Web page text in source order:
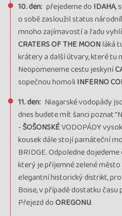
10. den: přejedeme do IDAHA,
o sobě zasloužil status
mnoho zajímavostí a řadu
CRATERS OF THE MOONláká
krátery a další útvary, které tu
Neopomeneme cestu jeskyní
sopečnou homoli INFERNO
11. den: Niagarské vodopády
dnes budete mít šanci poznat
-ŠOŠONSKÉVODOPÁDY
kousek dále stojí památeční
BRIDGE. Odpoledne
který je příjemné zelené město
elegantní historický distrikt,
Boise, v případě dostatku
Přejezd doOREGONU.